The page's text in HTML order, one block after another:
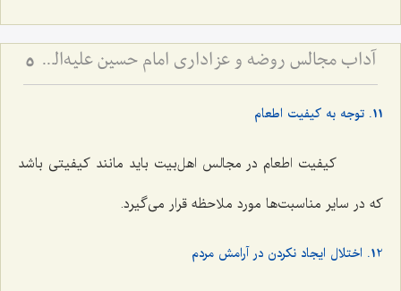
آداب مجالس روضه و عزاداری امام حسین علیه‌السلام - و توصیه‌های بزرگان دربارۀ ماه‌های محرّم و صفر 5
11. توجه به کیفیت اطعام
کیفیت اطعام در مجالس اهل‌بیت باید مانند کیفیتی باشد
که در سایر مناسبت‌ها مورد ملاحظه قرار می‌گیرد.
12. اختلال ایجاد نکردن در آرامش مردم